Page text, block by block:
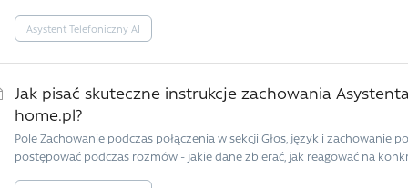
Asystent Telefoniczny AI
Jak pisać skuteczne instrukcje zachowania
home.pl?
Pole Zachowanie podczas połączenia w sekcji Głos, język i zachowanie
postępować podczas rozmów - jakie dane zbierać, jak reagować na